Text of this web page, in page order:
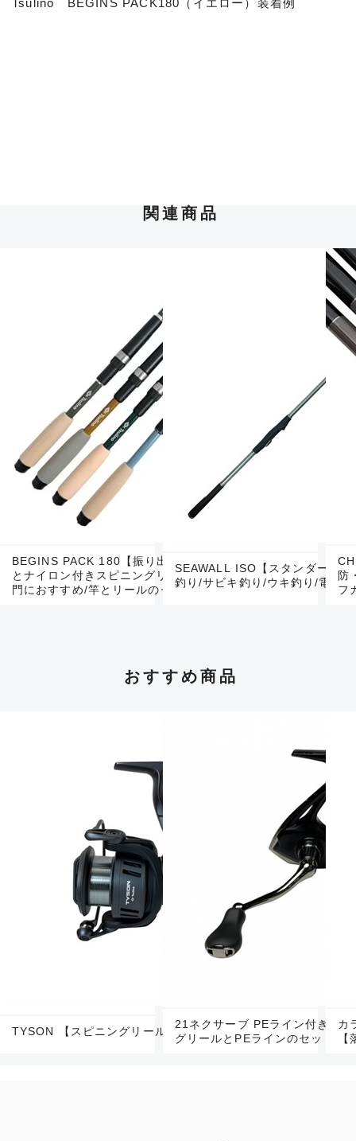
Tsulino BEGINS PACK180（イエロー）装着例
関連商品
BEGINS PACK 180【振り出しコンパクトロッド
とナイロン付きスピニングリールのセット/釣り入
門におすすめ/竿とリールのセット】
SEAWALL ISO【スタンダード
釣り/サビキ釣り/ウキ釣り/電気
防
フ
おすすめ商品
TYSON 【スピニングリール】
21ネクサーブ PEライン付き【
グリールとPEラインのセット】
カ